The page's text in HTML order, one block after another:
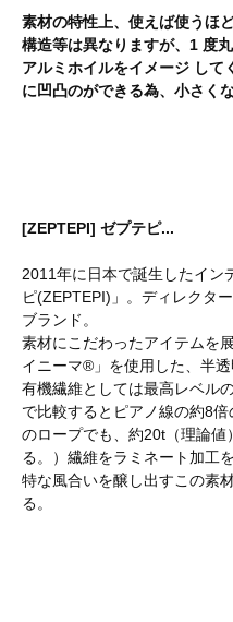
素材の特性上、使えば使うほ
構造等は異なりますが、1 度
アルミホイルをイメージ して
に凹凸のができる為、小さく
[ZEPTEPI] ゼプテピ...
2011年に日本で誕生したイン
ピ(ZEPTEPI)」。ディレクタ
ブランド。
素材にこだわったアイテムを
イニーマ®」を使用した、半
有機繊維としては最高レベル
で比較するとピアノ線の約8
のロープでも、約20t（理論値
る。）繊維をラミネート加工
特な風合いを醸し出すこの素
る。